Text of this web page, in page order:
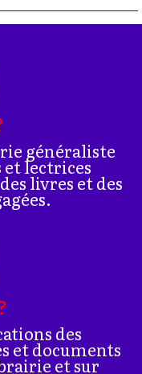
généraliste
et lectrices
livres et des
des
et documents
et sur